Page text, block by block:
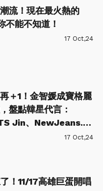
流！現在最火熱的
不能不知道！
17 Oct,24
＋1！金智媛成寶格麗
盤點韓星代言：
Jin、NewJeans...
十足
17 Oct,24
！11/17高雄巨蛋開唱